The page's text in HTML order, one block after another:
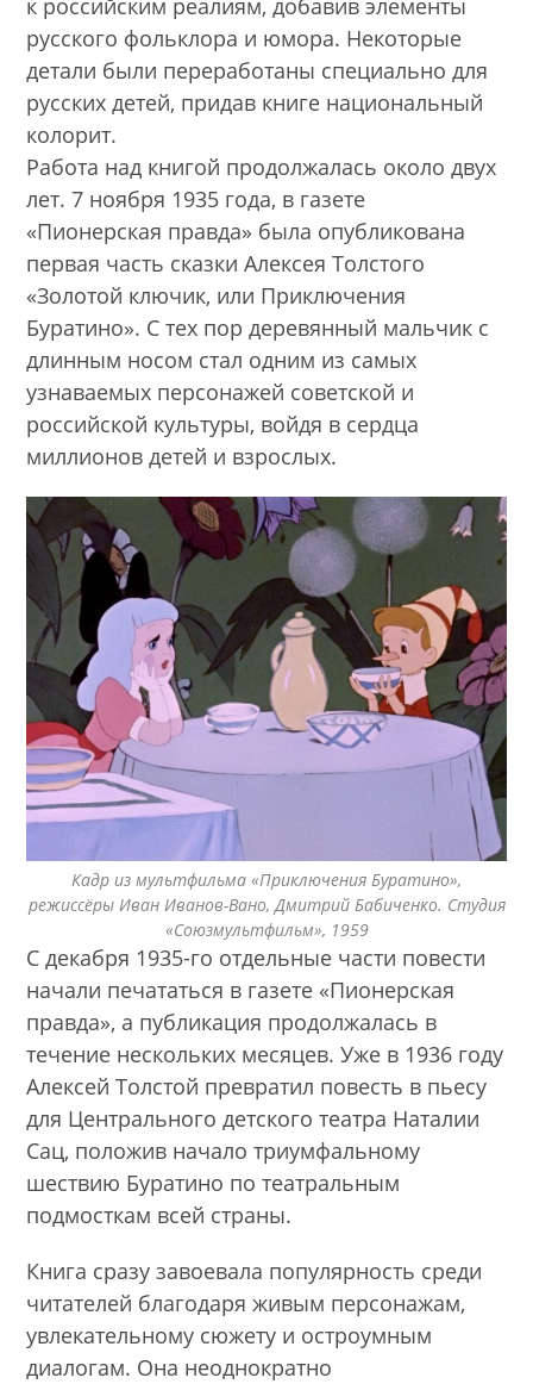
русского фольклора и юмора. Некоторые
детали были переработаны специально для
русских детей, придав книге национальный
колорит.
Работа над книгой продолжалась около двух
лет. 7 ноября 1935 года, в газете
«Пионерская правда» была опубликована
первая часть сказки Алексея Толстого
«Золотой ключик, или Приключения
Буратино». С тех пор деревянный мальчик с
длинным носом стал одним из самых
узнаваемых персонажей советской и
российской культуры, войдя в сердца
миллионов детей и взрослых.
Кадр из мультфильма «Приключения Буратино»,
режиссёры Иван Иванов-Вано, Дмитрий Бабиченко. Студия
«Союзмультфильм», 1959
С декабря 1935-го отдельные части повести
начали печататься в газете «Пионерская
правда», а публикация продолжалась в
течение нескольких месяцев. Уже в 1936 году
Алексей Толстой превратил повесть в пьесу
для Центрального детского театра Наталии
Сац, положив начало триумфальному
шествию Буратино по театральным
подмосткам всей страны.
Книга сразу завоевала популярность среди
читателей благодаря живым персонажам,
увлекательному сюжету и остроумным
диалогам. Она неоднократно